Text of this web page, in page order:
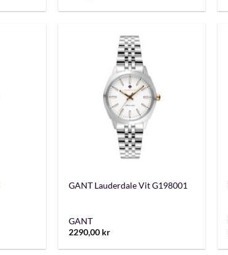
GANT Lauderdale Vit G198001
GANT
2290,00 kr